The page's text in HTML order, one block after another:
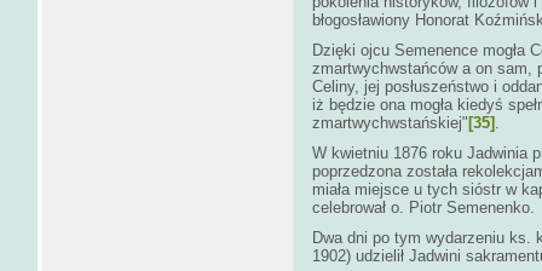
błogosławiony Honorat
Dzięki ojcu Semenence mogła
zmartwychwstańców a on sam,
Celiny, jej posłuszeństwo i
iż będzie ona mogła kiedyś
zmartwychwstańskiej" [35] .
W kwietniu 1876 roku Jadwinia
poprzedzona została
miała miejsce u tych sióstr w
celebrował o. Piotr Semenenko.
Dwa dni po tym wydarzeniu ks.
1902) udzielił Jadwini